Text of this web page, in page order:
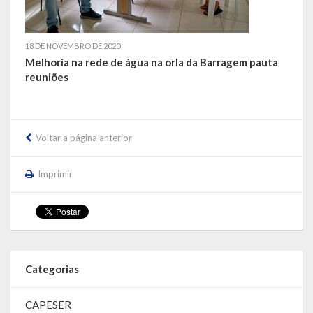
18 DE NOVEMBRO DE 2020
Melhoria na rede de água na orla da Barragem pauta
reuniões
Voltar a página anterior
Imprimir
Categorias
CAPESER